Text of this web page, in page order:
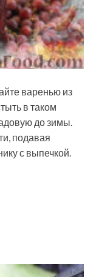
варенью из
в таком
до зимы.
подавая
с выпечкой.